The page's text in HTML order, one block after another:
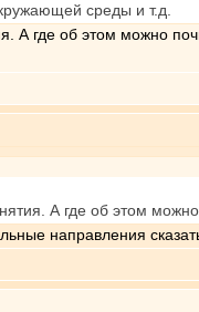
среды и т.д.
А где об этом можно
А где об этом
направления